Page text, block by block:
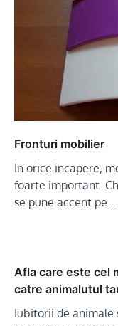
Fronturi mobilier
In orice incapere,
foarte important.
se pune accent pe…
Afla care este cel
catre animalutul
Iubitorii de animale